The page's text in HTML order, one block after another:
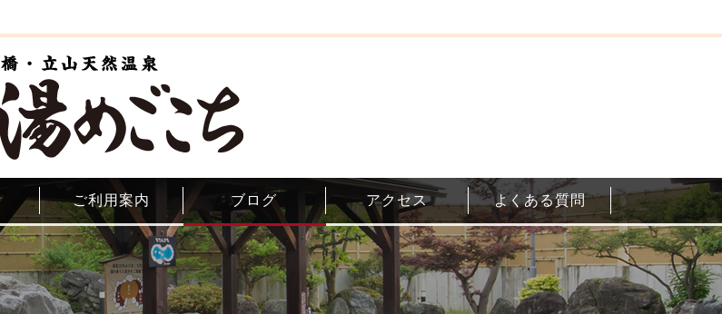
ご利用案内 ブログ アクセス よくある質問